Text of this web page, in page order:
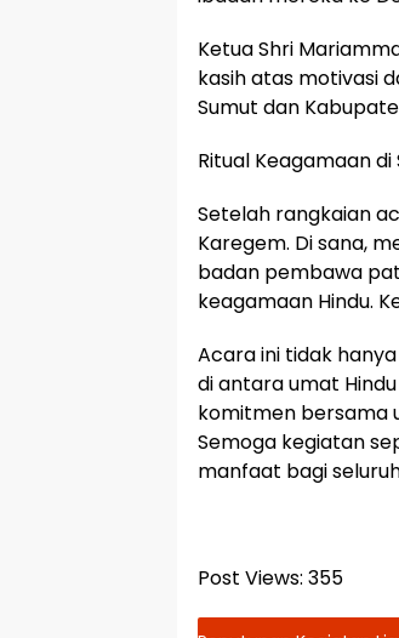
Ketua Shri
kasih atas motivasi
Sumut dan
Ritual Keagamaan
Setelah rangkaian
Karegem. Di sana,
badan pembawa
keagamaan Hindu.
Acara ini tidak
di antara umat
komitmen bersama
Semoga kegiatan
manfaat bagi
Post Views: 355